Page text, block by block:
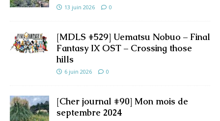
13 juin 2026 0
[MDLS #529] Uematsu Nobuo – Final
Fantasy IX OST – Crossing those
hills
6 juin 2026 0
[Cher journal #90] Mon mois de
septembre 2024